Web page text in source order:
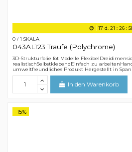
17 d. 21 :26 :
0 / 1 SKALA
043AL123 Traufe (Polychrome)
3D-Strukturfolie fot Modelle
realistischSelbstklebendEinfach zu
umweltfreundliches Produkt Hergestellt in
In den Warenkorb
-15%